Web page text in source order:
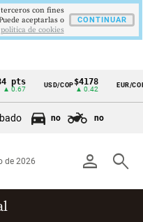
pts
▲ 0.67
USD/COP$4178
▲ 0.42
EUR/COP
no no
person search
de 2026
con fines
aceptarlas o
politica de cookies
CONTINUAR